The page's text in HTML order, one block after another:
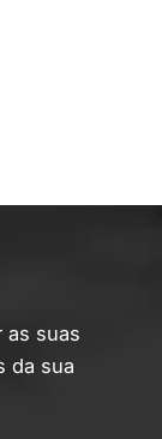
as suas
da sua